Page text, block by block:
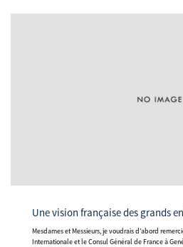
Une vision française des grands
Mesdames et Messieurs, je voudrais d’abord remercier le Forum Suisse de Politique
Internationale et le Consul Général de France à